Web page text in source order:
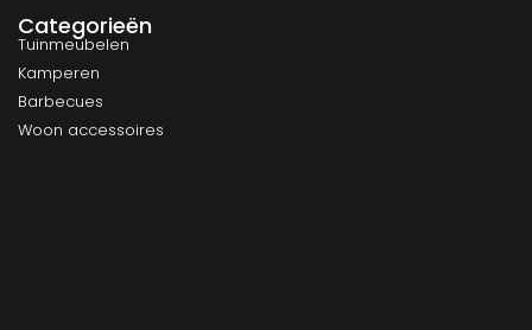
Categorieën
Tuinmeubelen
Kamperen
Barbecues
Woon accessoires